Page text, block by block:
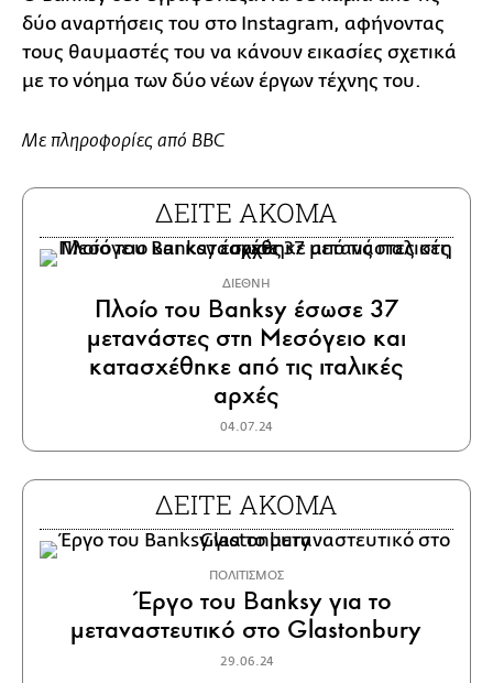
δύο αναρτήσεις του στο Instagram, αφήνοντας
τους θαυμαστές του να κάνουν εικασίες σχετικά
με το νόημα των δύο νέων έργων τέχνης του.
Με πληροφορίες από BBC
ΔΕΙΤΕ ΑΚΟΜΑ
ΔΙΕΘΝΗ
Πλοίο του Banksy έσωσε 37
μετανάστες στη Μεσόγειο και
κατασχέθηκε από τις ιταλικές
αρχές
04.07.24
ΔΕΙΤΕ ΑΚΟΜΑ
ΠΟΛΙΤΙΣΜΟΣ
Έργο του Banksy για το
μεταναστευτικό στο Glastonbury
29.06.24